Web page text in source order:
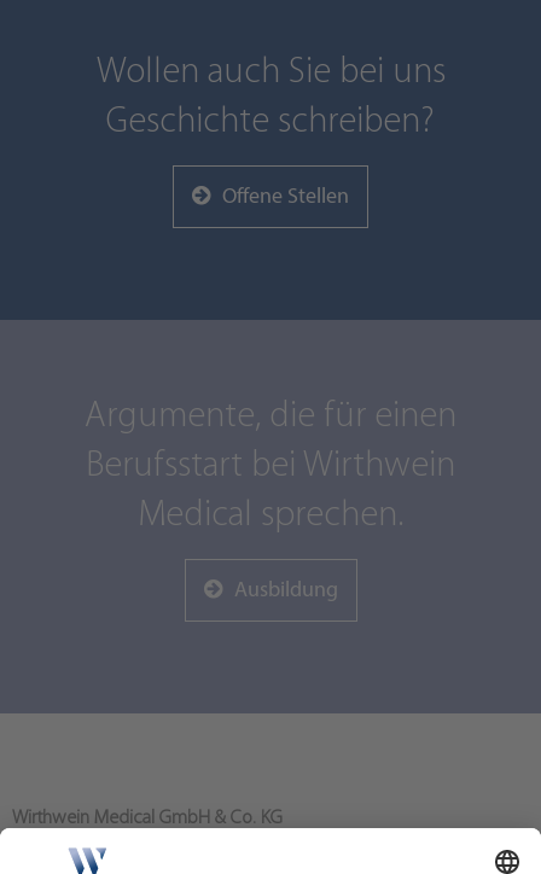
Wollen auch Sie bei uns
Geschichte schreiben?
Offene Stellen
Argumente, die für einen
Berufsstart bei Wirthwein
Medical sprechen.
Ausbildung
Wirthwein Medical GmbH & Co. KG
Bahnhofstraße 80